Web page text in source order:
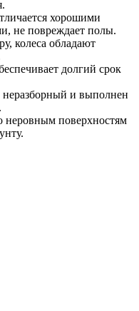
хорошими
не повреждает полы.
колеса обладают
долгий срок
неразборный и выполнен
неровным поверхностям